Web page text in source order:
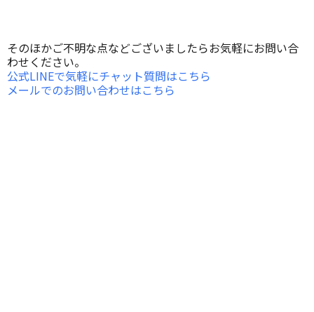
そのほかご不明な点などございましたらお気軽にお問い合
わせください。
公式LINEで気軽にチャット質問はこちら
メールでのお問い合わせはこちら